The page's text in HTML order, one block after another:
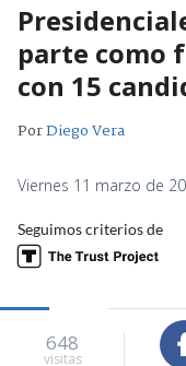
parte como
con 15
PorDiego Vera
Viernes 11 marzo de
Seguimos criterios de
648
visitas